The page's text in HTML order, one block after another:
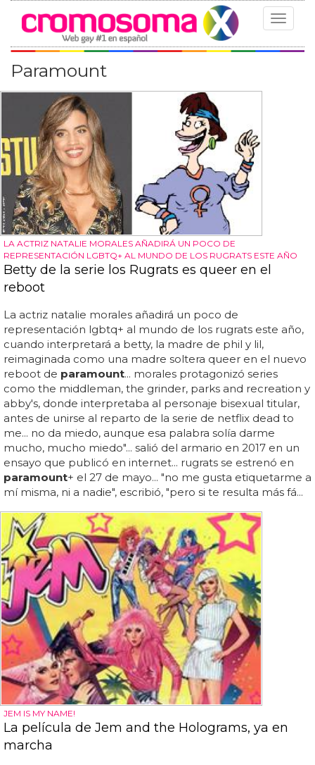
Toggle
Paramount
LA ACTRIZ NATALIE MORALES AÑADIRÁ UN POCO DE
REPRESENTACIÓN LGBTQ+ AL MUNDO DE LOS RUGRATS ESTE AÑO
Betty de la serie los Rugrats es queer en el
reboot
La actriz natalie morales añadirá un poco de
representación lgbtq+ al mundo de los rugrats este año,
cuando interpretará a betty, la madre de phil y lil,
reimaginada como una madre soltera queer en el nuevo
reboot de paramount... morales protagonizó series
como the middleman, the grinder, parks and recreation y
abby's, donde interpretaba al personaje bisexual titular,
antes de unirse al reparto de la serie de netflix dead to
me... no da miedo, aunque esa palabra solía darme
mucho, mucho miedo"... salió del armario en 2017 en un
ensayo que publicó en internet... rugrats se estrenó en
paramount+ el 27 de mayo... "no me gusta etiquetarme a
mí misma, ni a nadie", escribió, "pero si te resulta más fá...
JEM IS MY NAME!
La película de Jem and the Holograms, ya en
marcha